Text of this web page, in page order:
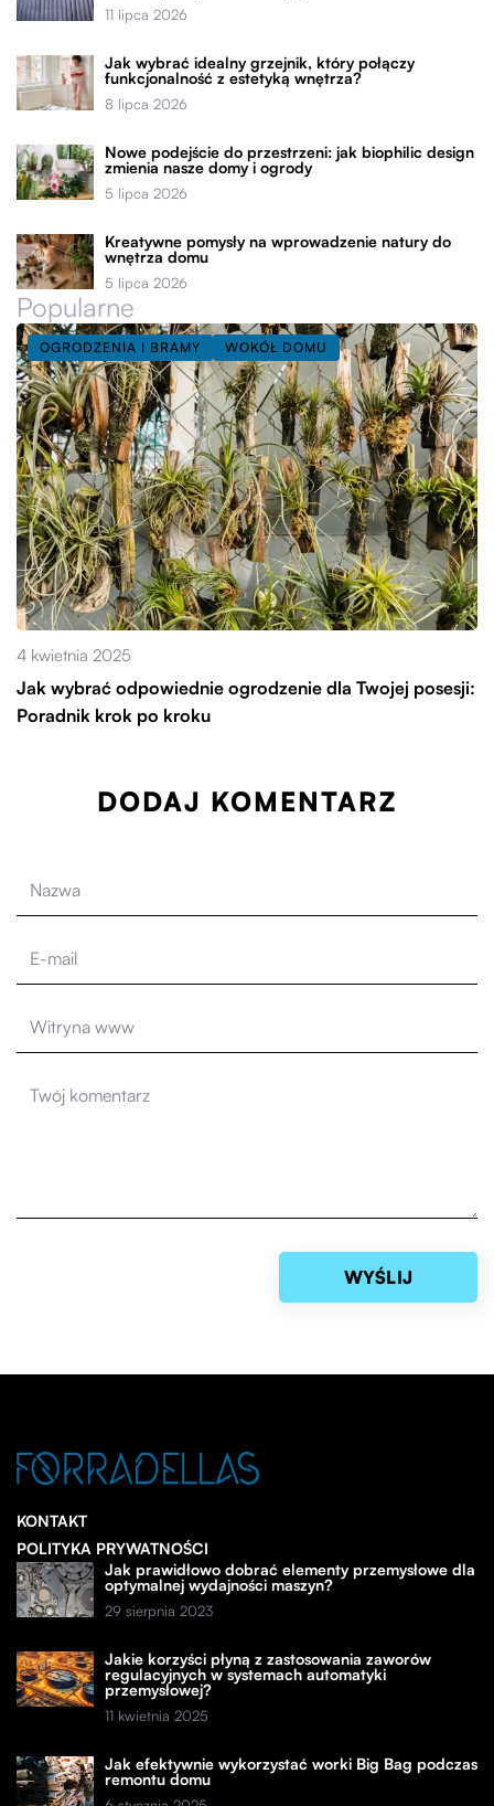
11 lipca 2026
Jak wybrać idealny grzejnik, który połączy
funkcjonalność z estetyką wnętrza?
8 lipca 2026
Nowe podejście do przestrzeni: jak biophilic design
zmienia nasze domy i ogrody
5 lipca 2026
Kreatywne pomysły na wprowadzenie natury do
wnętrza domu
5 lipca 2026
Popularne
OGRODZENIA I BRAMY WOKÓŁ DOMU
4 kwietnia 2025
Jak wybrać odpowiednie ogrodzenie dla Twojej posesji:
Poradnik krok po kroku
DODAJ KOMENTARZ
KONTAKT
POLITYKA PRYWATNOŚCI
Jak prawidłowo dobrać elementy przemysłowe dla
optymalnej wydajności maszyn?
29 sierpnia 2023
Jakie korzyści płyną z zastosowania zaworów
regulacyjnych w systemach automatyki
przemysłowej?
11 kwietnia 2025
Jak efektywnie wykorzystać worki Big Bag podczas
remontu domu